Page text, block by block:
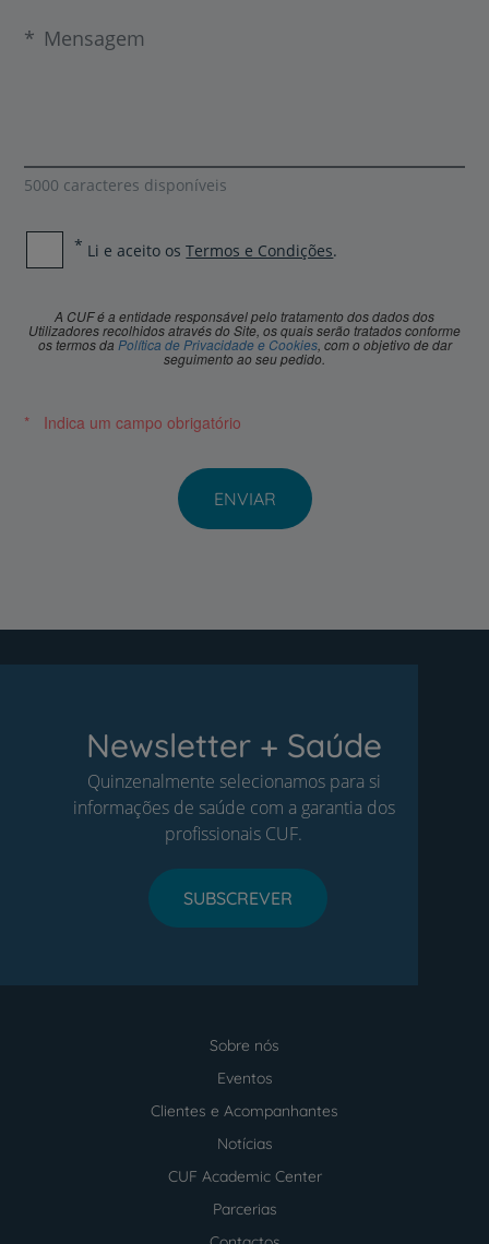
Indica um campo obrigatório
Mensagem
5000 caracteres disponíveis
Li e aceito osTermos e Condições.
A CUF é a entidade responsável pelo tratamento dos dados dos
Utilizadores recolhidos através do Site, os quais serão tratados conforme
os termos da Política de Privacidade e Cookies, com o objetivo de dar
seguimento ao seu pedido.
ENVIAR
Newsletter + Saúde
Quinzenalmente selecionamos para si
informações de saúde com a garantia dos
profissionais CUF.
SUBSCREVER
Sobre nós
Eventos
Clientes e Acompanhantes
Notícias
CUF Academic Center
Parcerias